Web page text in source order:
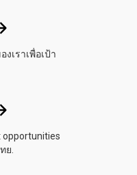
ง
เราเพื่อเป้า
น
opportunities
ย.